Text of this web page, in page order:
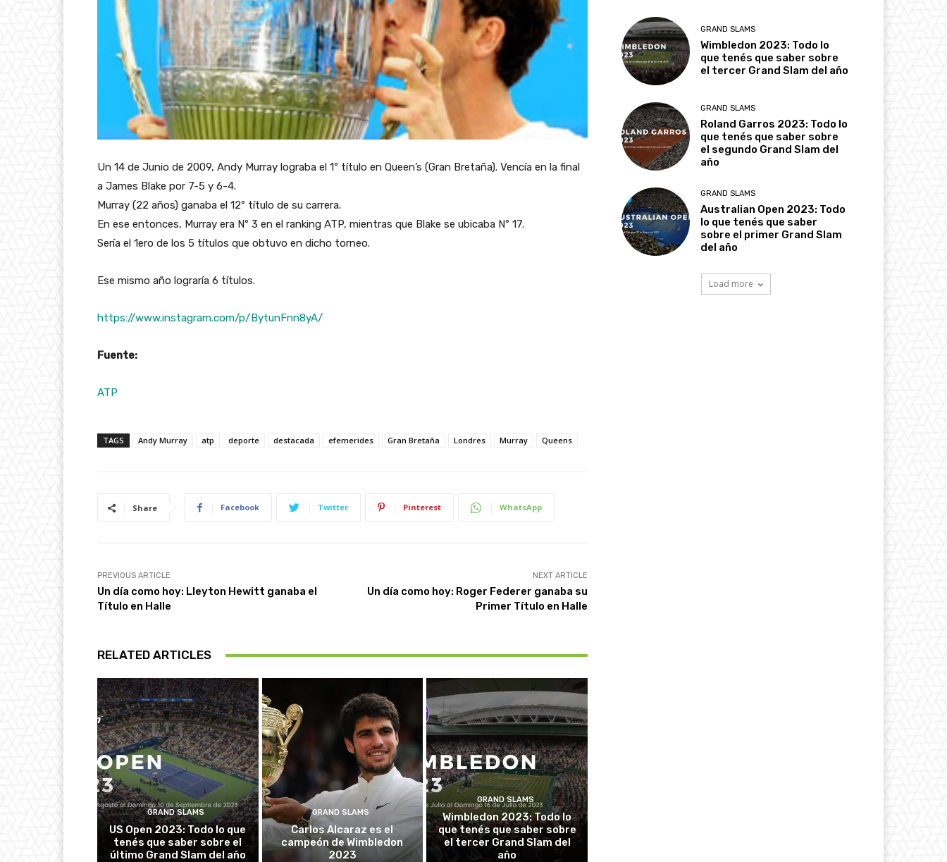
Un 14 de Junio de 2009, Andy Murray lograba el 1º título en Queen’s (Gran Bretaña). Vencía en la final
a James Blake por 7-5 y 6-4.
Murray (22 años) ganaba el 12º título de su carrera.
En ese entonces, Murray era Nº 3 en el ranking ATP, mientras que Blake se ubicaba Nº 17.
Sería el 1ero de los 5 títulos que obtuvo en dicho torneo.
Ese mismo año lograría 6 títulos.
https://www.instagram.com/p/BytunFnn8yA/
Fuente:
ATP
TAGS Andy Murray atp deporte destacada efemerides Gran Bretaña Londres Murray Queens
Share Facebook Twitter Pinterest WhatsApp
PREVIOUS ARTICLE
Un día como hoy: Lleyton Hewitt ganaba el
Título en Halle
NEXT ARTICLE
Un día como hoy: Roger Federer ganaba su
Primer Título en Halle
RELATED ARTICLES
GRAND SLAMS
US Open 2023: Todo lo que
tenés que saber sobre el
último Grand Slam del año
GRAND SLAMS
Carlos Alcaraz es el
campeón de Wimbledon
2023
GRAND SLAMS
Wimbledon 2023: Todo lo
que tenés que saber sobre
el tercer Grand Slam del
año
GRAND SLAMS
Wimbledon 2023: Todo lo
que tenés que saber sobre
el tercer Grand Slam del año
GRAND SLAMS
Roland Garros 2023: Todo lo
que tenés que saber sobre
el segundo Grand Slam del
año
GRAND SLAMS
Australian Open 2023: Todo
lo que tenés que saber
sobre el primer Grand Slam
del año
Load more